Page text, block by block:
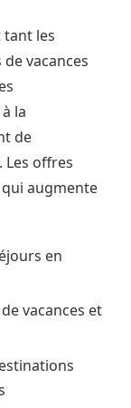
tant les
vacances
la
de
Les offres
augmente
en
vacances et